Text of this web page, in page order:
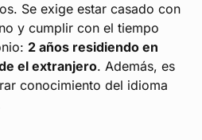
Se exige estar casado con
y cumplir con el tiempo
2 años residiendo en
el extranjero. Además, es
conocimiento del idioma